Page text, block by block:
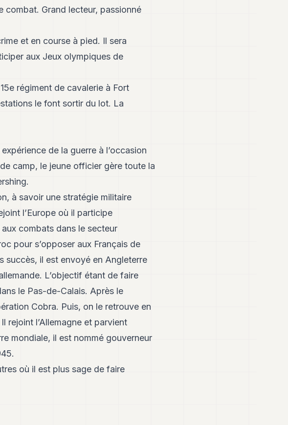
combat. Grand lecteur, passionné
et en course à pied. Il sera
aux Jeux olympiques de
régiment de cavalerie à Fort
le font sortir du lot. La
de la guerre à l’occasion
camp, le jeune officier gère toute la
à savoir une stratégie militaire
l’Europe où il participe
combats dans le secteur
pour s’opposer aux Français de
succès, il est envoyé en Angleterre
L’objectif étant de faire
le Pas-de-Calais. Après le
Cobra. Puis, on le retrouve en
rejoint l’Allemagne et parvient
mondiale, il est nommé gouverneur
où il est plus sage de faire